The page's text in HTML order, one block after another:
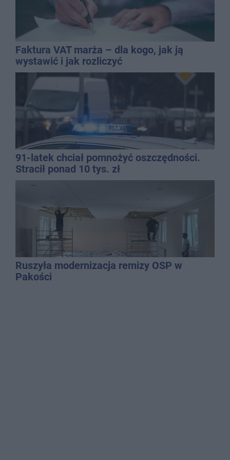
Faktura VAT marża – dla kogo, jak ją
wystawić i jak rozliczyć
91-latek chciał pomnożyć oszczędności.
Stracił ponad 10 tys. zł
Ruszyła modernizacja remizy OSP w
Pakości